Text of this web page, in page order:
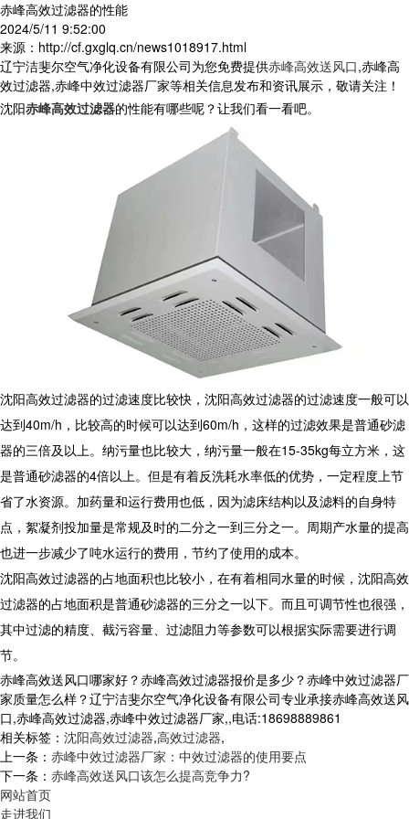
赤峰高效过滤器的性能
2024/5/11 9:52:00
来源：http://cf.gxglq.cn/news1018917.html
辽宁洁斐尔空气净化设备有限公司为您免费提供赤峰高效送风口,赤峰高
效过滤器,赤峰中效过滤器厂家等相关信息发布和资讯展示，敬请关注！
沈阳赤峰高效过滤器的性能有哪些呢？让我们看一看吧。
沈阳高效过滤器的过滤速度比较快，沈阳高效过滤器的过滤速度一般可以
达到40m/h，比较高的时候可以达到60m/h，这样的过滤效果是普通砂滤
器的三倍及以上。纳污量也比较大，纳污量一般在15-35kg每立方米，这
是普通砂滤器的4倍以上。但是有着反洗耗水率低的优势，一定程度上节
省了水资源。加药量和运行费用也低，因为滤床结构以及滤料的自身特
点，絮凝剂投加量是常规及时的二分之一到三分之一。周期产水量的提高
也进一步减少了吨水运行的费用，节约了使用的成本。
沈阳高效过滤器的占地面积也比较小，在有着相同水量的时候，沈阳高效
过滤器的占地面积是普通砂滤器的三分之一以下。而且可调节性也很强，
其中过滤的精度、截污容量、过滤阻力等参数可以根据实际需要进行调
节。
赤峰高效送风口哪家好？赤峰高效过滤器报价是多少？赤峰中效过滤器厂
家质量怎么样？辽宁洁斐尔空气净化设备有限公司专业承接赤峰高效送风
口,赤峰高效过滤器,赤峰中效过滤器厂家,,电话:18698889861
相关标签： 沈阳高效过滤器,高效过滤器,
上一条： 赤峰中效过滤器厂家：中效过滤器的使用要点
下一条： 赤峰高效送风口该怎么提高竞争力?
网站首页
走进我们